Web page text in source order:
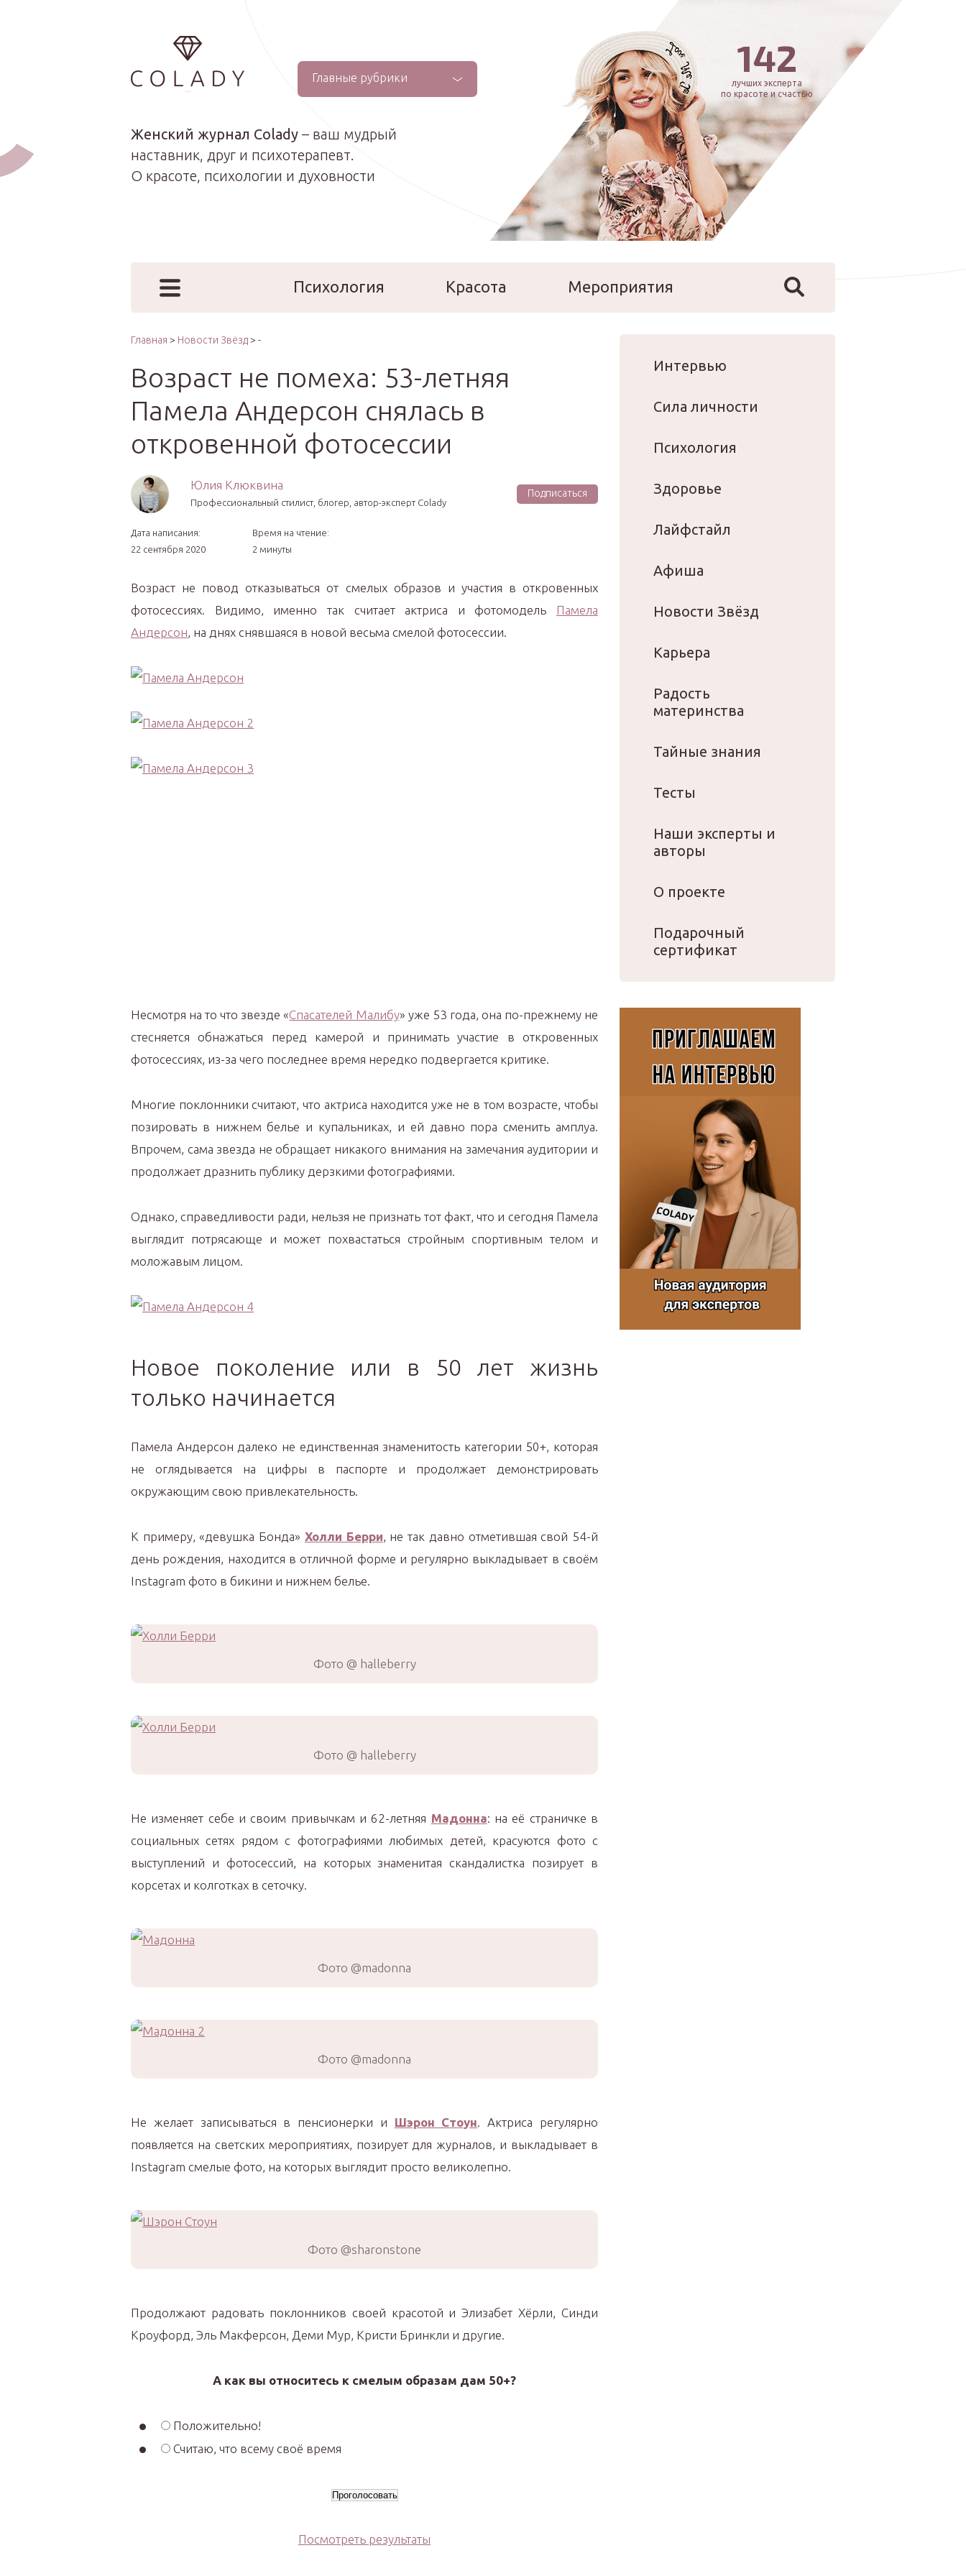
...
Главные рубрики
Женский журнал Colady – ваш мудрый
наставник, друг и психотерапевт.
О красоте, психологии и духовности
142
лучших эксперта
по красоте и счастью
Психология Красота
Мероприятия
Главная > Новости Звёзд> -
Возраст не помеха: 53-летняя
Памела Андерсон снялась в
откровенной фотосессии
Юлия Клюквина
Профессиональный стилист, блогер, автор-эксперт Colady
Подписаться
Дата написания:
22 сентября 2020
Время на чтение:
2 минуты
Возраст не повод отказываться от смелых образов и участия в откровенных
фотосессиях. Видимо, именно так считает актриса и фотомодель Памела
Андерсон, на днях снявшаяся в новой весьма смелой фотосессии.
Несмотря на то что звезде «Спасателей Малибу» уже 53 года, она по-прежнему не
стесняется обнажаться перед камерой и принимать участие в откровенных
фотосессиях, из-за чего последнее время нередко подвергается критике.
Многие поклонники считают, что актриса находится уже не в том возрасте, чтобы
позировать в нижнем белье и купальниках, и ей давно пора сменить амплуа.
Впрочем, сама звезда не обращает никакого внимания на замечания аудитории и
продолжает дразнить публику дерзкими фотографиями.
Однако, справедливости ради, нельзя не признать тот факт, что и сегодня Памела
выглядит потрясающе и может похвастаться стройным спортивным телом и
моложавым лицом.
Новое поколение или в 50 лет жизнь
только начинается
Памела Андерсон далеко не единственная знаменитость категории 50+, которая
не оглядывается на цифры в паспорте и продолжает демонстрировать
окружающим свою привлекательность.
К примеру, «девушка Бонда» Холли Берри, не так давно отметившая свой 54-й
день рождения, находится в отличной форме и регулярно выкладывает в своём
Instagram фото в бикини и нижнем белье.
Фото @ halleberry
Фото @ halleberry
Не изменяет себе и своим привычкам и 62-летняя Мадонна: на её страничке в
социальных сетях рядом с фотографиями любимых детей, красуются фото с
выступлений и фотосессий, на которых знаменитая скандалистка позирует в
корсетах и колготках в сеточку.
Фото @madonna
Фото @madonna
Не желает записываться в пенсионерки и Шэрон Стоун. Актриса регулярно
появляется на светских мероприятиях, позирует для журналов, и выкладывает в
Instagram смелые фото, на которых выглядит просто великолепно.
Фото @sharonstone
Продолжают радовать поклонников своей красотой и Элизабет Хёрли, Синди
Кроуфорд, Эль Макферсон, Деми Мур, Кристи Бринкли и другие.
А как вы относитесь к смелым образам дам 50+?
Положительно!
Считаю, что всему своё время
Посмотреть результаты
Интервью
Сила личности
Психология
Здоровье
Лайфстайл
Афиша
Новости Звёзд
Карьера
Радость
материнства
Тайные знания
Тесты
Наши эксперты и
авторы
О проекте
Подарочный
сертификат